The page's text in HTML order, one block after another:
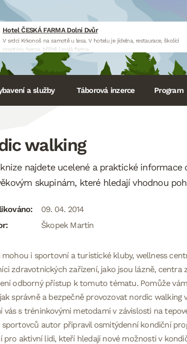
Hotel ČESKÁ FARMA Dolní Dvůr
V srdci Krkonoš na samotě u lesa. V hotelu je jídelna, restaurace, školící
prostory, herna, hřiště i malá farma.
www.hotelceskafarma.cz
a služby Táborová inzerce Program
walking
najdete ucelené a praktické informace
skupinám, které hledají vhodnou
09. 04. 2014
Škopek Martin
mohou i sportovní a turistické kluby, wellness
zdravotnických zařízení, jako jsou lázně, centra
odborný přístup k tomuto tématu. Pomůže
správně a bezpečně provozovat nordic
vás s tréninkovými metodami v závislosti na
sportovců autor připravil osmitýdenní kondiční
pro aktivní lidi, kteří hledají nové možnosti v